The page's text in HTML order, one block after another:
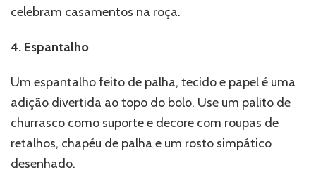
celebram casamentos na roça.
4. Espantalho
Um espantalho feito de palha, tecido e papel é uma
adição divertida ao topo do bolo. Use um palito de
churrasco como suporte e decore com roupas de
retalhos, chapéu de palha e um rosto simpático
desenhado.